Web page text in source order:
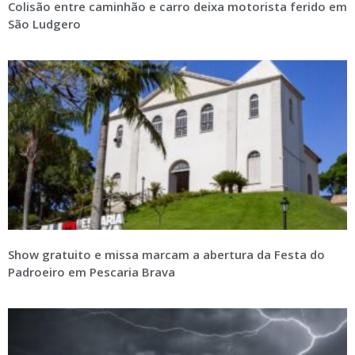
Colisão entre caminhão e carro deixa motorista ferido em
São Ludgero
Show gratuito e missa marcam a abertura da Festa do
Padroeiro em Pescaria Brava